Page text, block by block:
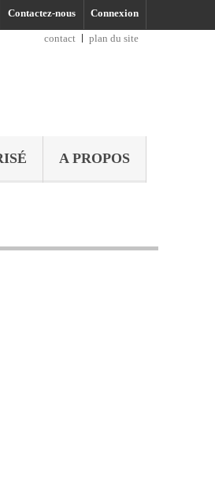
Connexion
Contactez-nous
contact
plan du site
A PROPOS